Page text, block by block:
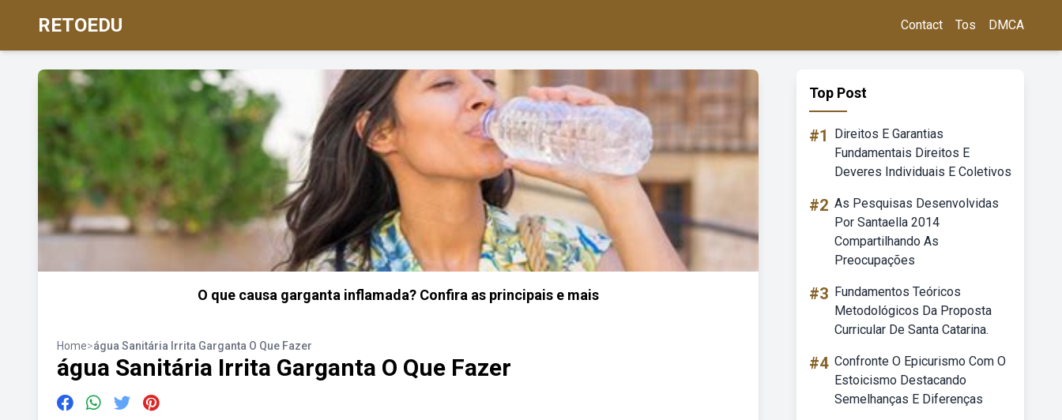
RETOEDU Contact Tos DMCA
O que causa garganta inflamada? Confira as principais e mais
Home>água Sanitária Irrita Garganta O Que Fazer
água Sanitária Irrita Garganta O Que Fazer
Top Post
#1
Direitos E Garantias
Fundamentais Direitos E
Deveres Individuais E Coletivos
#2 As Pesquisas Desenvolvidas
Por Santaella 2014
Compartilhando As
Preocupações
#3 Fundamentos Teóricos
Metodológicos Da Proposta
Curricular De Santa Catarina.
#4 Confronte O Epicurismo Com O
Estoicismo Destacando
Semelhanças E Diferenças